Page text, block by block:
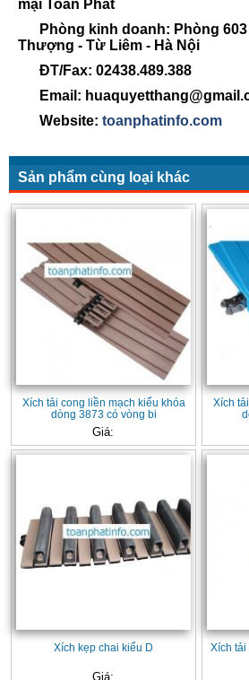
mại Toàn Phát
Phòng kinh doanh: Phòng 603
Thượng - Từ Liêm - Hà Nội
ĐT/Fax: 02438.489.388
Email:
Website: toanphatinfo.com
Sản phẩm cùng loại khác
Xích tải cong liền mạch kiểu khóa
dòng 3873 có vòng bi
Giá:
Xích
Xích kẹp chai kiểu D
Giá:
Xích